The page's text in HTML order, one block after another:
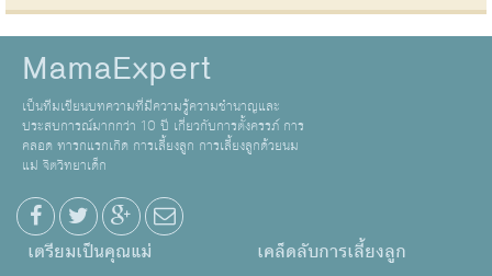
MamaExpert
เป็นทีมเขียนบทความที่มีความรู้ความชำนาญและ
ประสบการณ์มากกว่า 10 ปี เกี่ยวกับการตั้งครรภ์ การ
คลอด ทารกแรกเกิด การเลี้ยงลูก การเลี้ยงลูกด้วยนม
แม่ จิตวิทยาเด็ก
เตรียมเป็นคุณแม่ เคล็ดลับการเลี้ยงลูก